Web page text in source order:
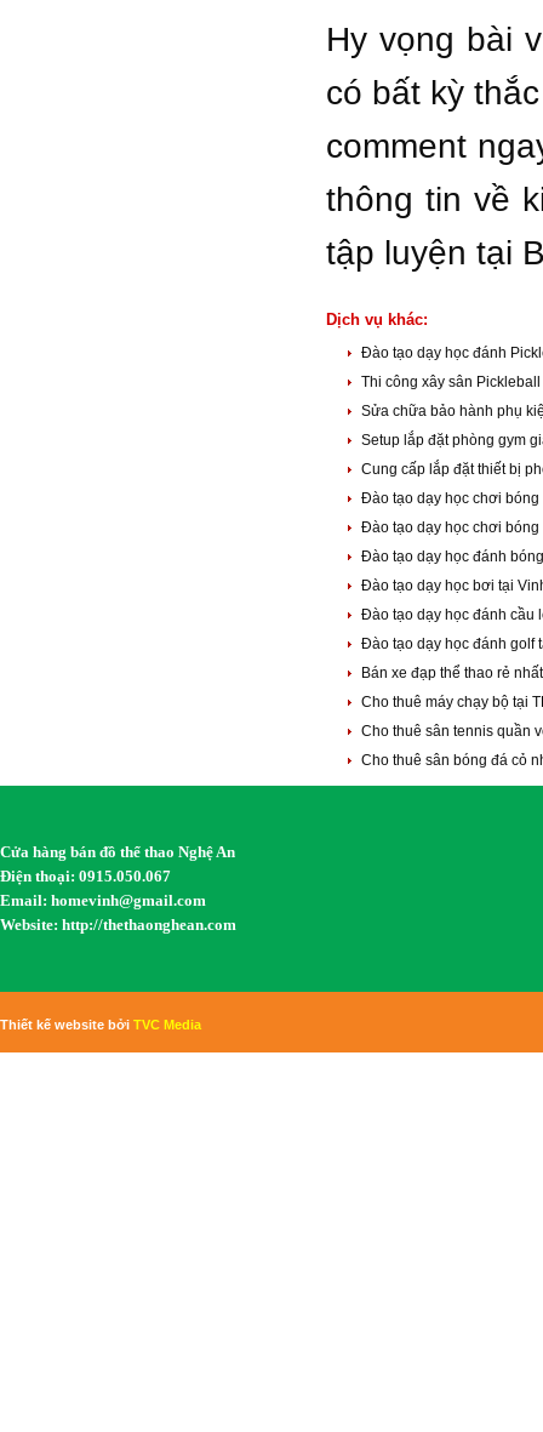
Hy vọng bài
có bất kỳ
comment
thông tin về
tập luyện tại
Dịch vụ khác:
Đào tạo dạy học đánh
Thi công xây sân
Sửa chữa bảo hành phụ
Setup lắp đặt phòng gym
Cung cấp lắp đặt thiết bị
Đào tạo dạy học chơi
Đào tạo dạy học chơi
Đào tạo dạy học đánh
Đào tạo dạy học bơi tại
Đào tạo dạy học đánh cầu
Đào tạo dạy học đánh golf
Bán xe đạp thể thao rẻ
Cho thuê máy chạy bộ tại
Cho thuê sân tennis quần
Cho thuê sân bóng đá cỏ
Cửa hàng bán đồ thể thao Nghệ An
Điện thoại: 0915.050.067
Email: homevinh@gmail.com
Website: http://thethaonghean.com
Thiết kế website bởi TVC Media